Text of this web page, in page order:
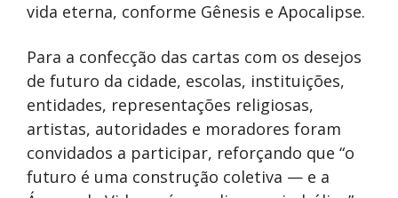
vida eterna, conforme Gênesis e Apocalipse.
Para a confecção das cartas com os desejos
de futuro da cidade, escolas, instituições,
entidades, representações religiosas,
artistas, autoridades e moradores foram
convidados a participar, reforçando que “o
futuro é uma construção coletiva — e a